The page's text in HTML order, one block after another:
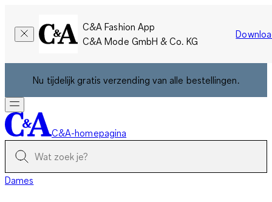
C&A Fashion App
C&A Mode GmbH & Co. KG
Nu tijdelijk gratis verzending van alle bestellingen.
C&A-homepagina
Dames